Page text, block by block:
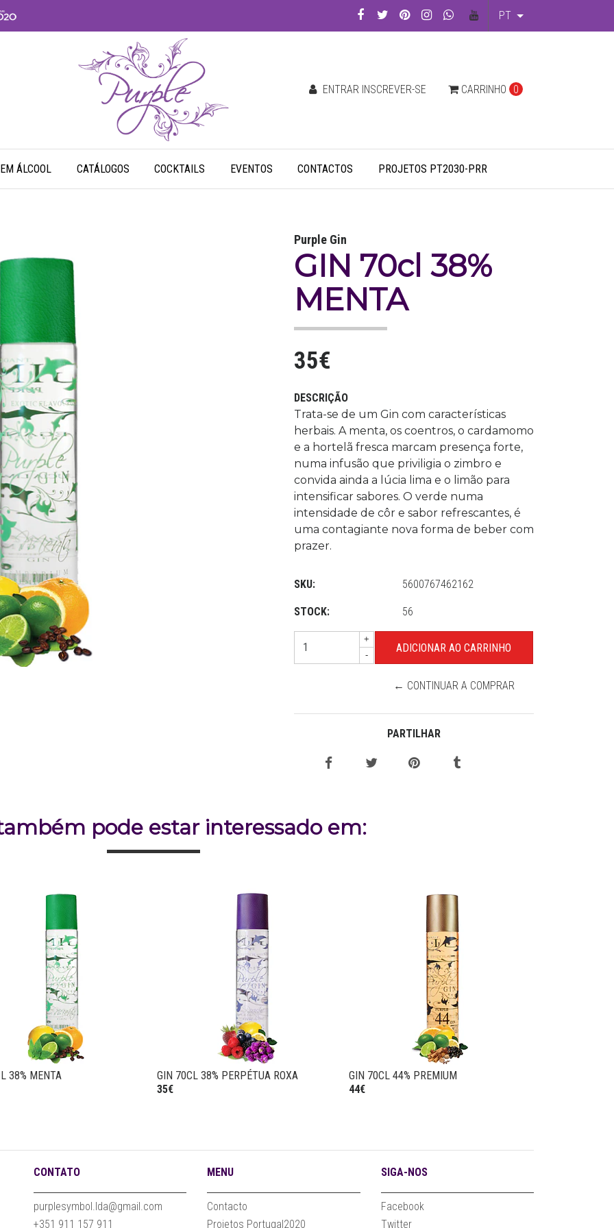
PT
CARRINHO 0
ENTRAR INSCREVER-SE
ÁLCOOL CATÁLOGOS COCKTAILS EVENTOS CONTACTOS PROJETOS PT2030-PRR
Purple Gin
GIN 70cl 38%
MENTA
35€
DESCRIÇÃO
Trata-se de um Gin com características
herbais. A menta, os coentros, o cardamomo
e a hortelã fresca marcam presença forte,
numa infusão que priviligia o zimbro e
convida ainda a lúcia lima e o limão para
intensificar sabores. O verde numa
intensidade de côr e sabor refrescantes, é
uma contagiante nova forma de beber com
prazer.
SKU: 5600767462162
STOCK: 56
+
-
← CONTINUAR A COMPRAR
PARTILHAR
pode estar interessado em:
38% MENTA
GIN 70CL 38% PERPÉTUA ROXA
35€
GIN 70CL 44% PREMIUM
44€
CONTATO
purplesymbol.lda@gmail.com
+351 911 157 911
MENU
Contacto
Projetos Portugal2020
SIGA-NOS
Facebook
Twitter